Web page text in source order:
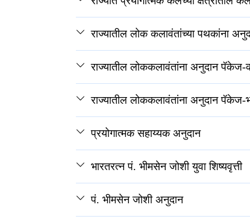
राज्यातील लोक कलावंतांच्या पथकांना
राज्यातील लोककलावंतांना अनुदान पॅकेज-
राज्यातील लोककलावंतांना अनुदान
प्रयोगात्मक सहाय्यक अनुदान
भारतरत्न पं. भीमसेन जोशी युवा शिष्यवृत्ती
पं. भीमसेन जोशी अनुदान